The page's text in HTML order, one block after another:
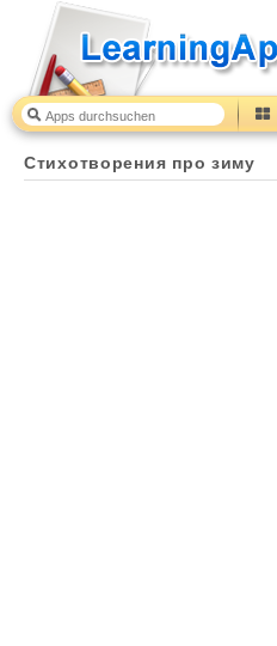
Стихотворения про зиму